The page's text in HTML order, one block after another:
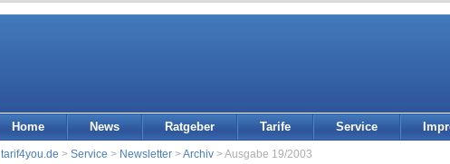
Home News Ratgeber Tarife Service
tarif4you.de > Service > Newsletter > Archiv > Ausgabe 19/2003